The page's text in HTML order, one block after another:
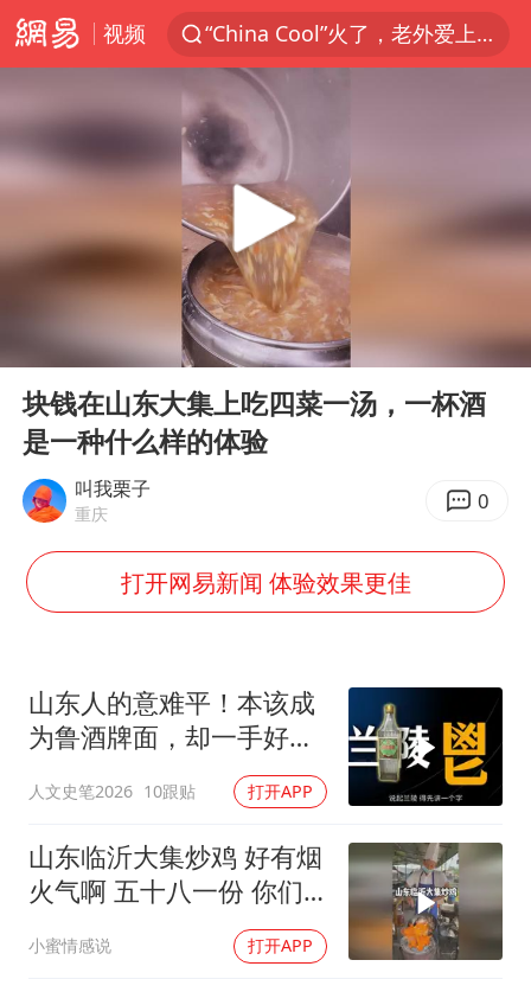
视频
“China Cool”火了，老外爱上中国避暑游
香港宏福苑火灾或由烟头引起
浙江台州《告全体市民书》
四川宜宾3.4级地震
网约车司机充电时猝死保险拒赔
多所高校取消艺考
22岁女生独闯南太行失联12天
薛之谦杭州站演唱会取消
今年第二强台风将带来多大影响
“准2万亿”之城点名支持三所大学
习近平心系体育强国建设
Play
03:30
块钱在山东大集上吃四菜一汤，一杯酒
是一种什么样的体验
叫我栗子
重庆 0
打开网易新闻 体验效果更佳
山东人的意难平！本该成
为鲁酒牌面，却一手好牌
打稀烂 #兰陵酒 #山东 #
山东白酒 #白酒文化 #酒
文化
人文史笔2026 10跟贴 打开APP
山东临沂大集炒鸡 好有烟
火气啊 五十八一份 你们
小蜜情感说 打开APP